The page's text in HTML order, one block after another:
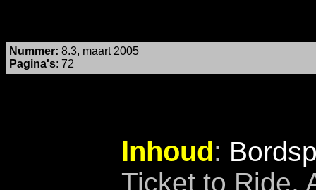
Nummer: 8.3, maart 2005
Pagina's: 72
Inhoud:
Ticket to Ride,